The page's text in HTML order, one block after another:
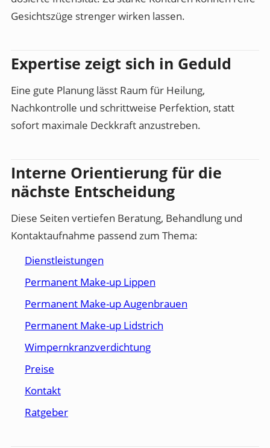
Gesichtszüge strenger wirken lassen.
Expertise zeigt sich in Geduld
Eine gute Planung lässt Raum für Heilung,
Nachkontrolle und schrittweise Perfektion, statt
sofort maximale Deckkraft anzustreben.
Interne Orientierung für die
nächste Entscheidung
Diese Seiten vertiefen Beratung, Behandlung und
Kontaktaufnahme passend zum Thema:
Dienstleistungen
Permanent Make-up Lippen
Permanent Make-up Augenbrauen
Permanent Make-up Lidstrich
Wimpernkranzverdichtung
Preise
Kontakt
Ratgeber